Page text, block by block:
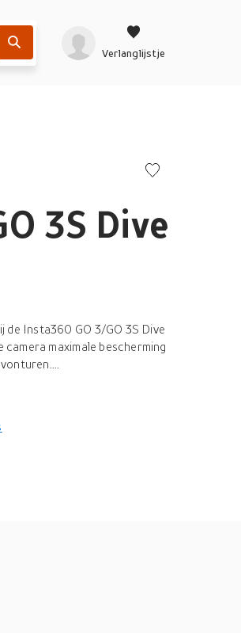
Verlanglijstje
3S Dive
Insta360 GO 3/GO 3S Dive
maximale bescherming